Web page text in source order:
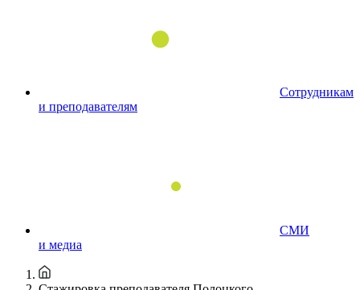
Сотрудникам
и преподавателям
СМИ
и медиа